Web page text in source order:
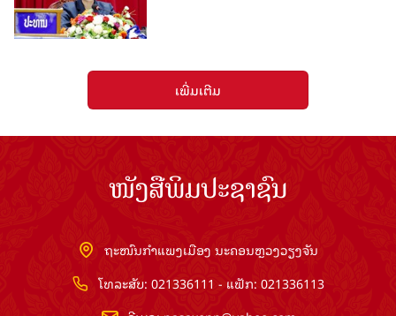
ເພີ່ມເຕີມ
ໜັງສືພິມປະຊາຊົນ
ຖະໜົນກຳແພງເມືອງ ນະຄອນຫຼວງວຽງຈັນ
ໂທລະສັບ: 021336111 - ແຟັກ: 021336113